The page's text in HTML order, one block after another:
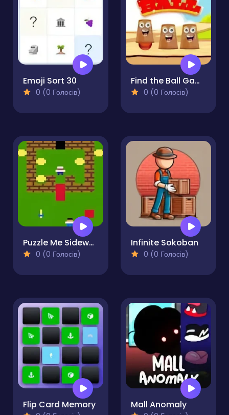
Emoji Sort 30
0 (0 Голосів)
Find the Ball Game
0 (0 Голосів)
Puzzle Me Sideways
0 (0 Голосів)
Infinite Sokoban
0 (0 Голосів)
Flip Card Memory Mall Anomaly